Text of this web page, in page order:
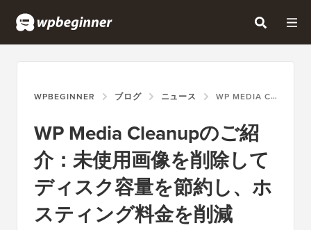
WPBEGINNER ブログ ニュース WP MEDIA CLEANUPのご紹介：未使用画像を削除してディスク容量を節約し、ホスティング料金を削減
WP Media Cleanupのご紹
介：未使用画像を削除して
ディスク容量を節約し、ホ
スティング料金を削減